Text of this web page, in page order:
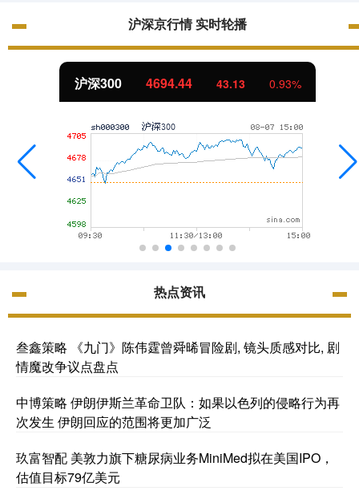
沪深京行情 实时轮播
沪深300 4694.44 43.13 0.93%
热点资讯
叁鑫策略 《九门》陈伟霆曾舜晞冒险剧, 镜头质感对比, 剧
情魔改争议点盘点
中博策略 伊朗伊斯兰革命卫队：如果以色列的侵略行为再
次发生 伊朗回应的范围将更加广泛
玖富智配 美敦力旗下糖尿病业务MiniMed拟在美国IPO，
估值目标79亿美元